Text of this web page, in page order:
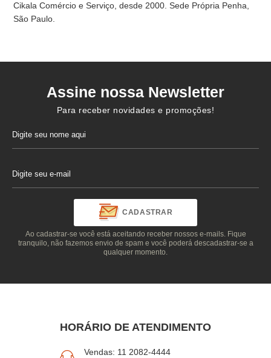
Cikala Comércio e Serviço, desde 2000. Sede Própria Penha,
São Paulo.
Assine nossa Newsletter
Para receber novidades e promoções!
CADASTRAR
Ao cadastrar-se você está aceitando receber nossos e-mails. Fique
tranquilo, não fazemos envio de spam e você poderá descadastrar-se a
qualquer momento.
HORÁRIO DE ATENDIMENTO
Vendas: 11 2082-4444